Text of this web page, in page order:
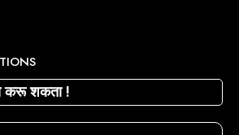
करू शकता !